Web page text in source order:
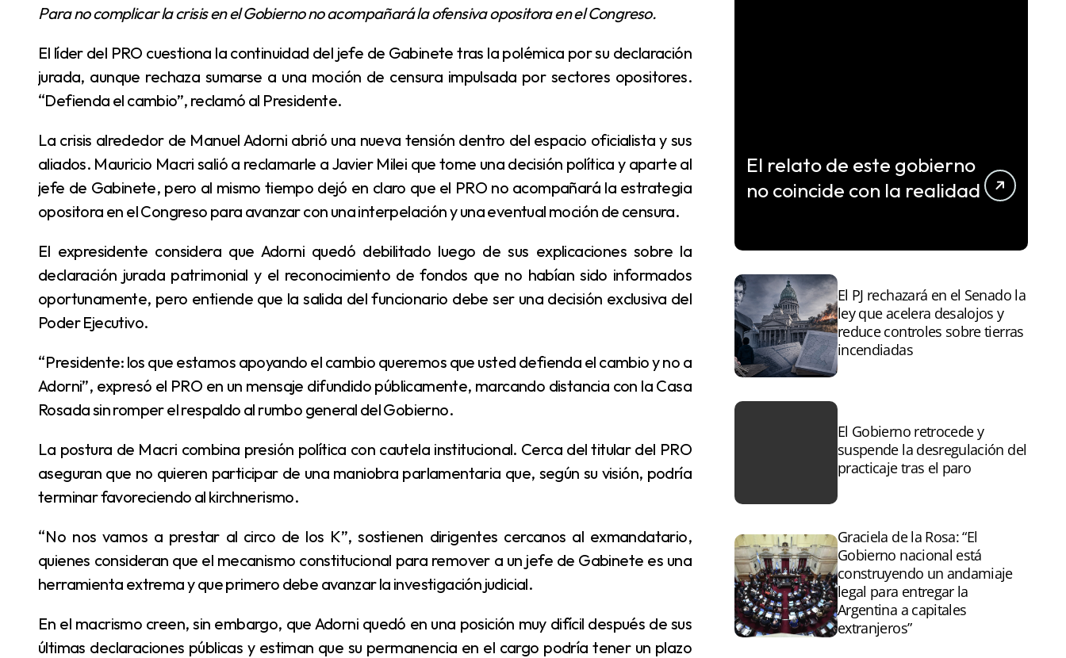
Para no complicar la crisis en el Gobierno no acompañará la ofensiva opositora en el Congreso.
El líder del PRO cuestiona la continuidad del jefe de Gabinete tras la polémica por su declaración
jurada, aunque rechaza sumarse a una moción de censura impulsada por sectores opositores.
“Defienda el cambio”, reclamó al Presidente.
La crisis alrededor de Manuel Adorni abrió una nueva tensión dentro del espacio oficialista y sus
aliados. Mauricio Macri salió a reclamarle a Javier Milei que tome una decisión política y aparte al
jefe de Gabinete, pero al mismo tiempo dejó en claro que el PRO no acompañará la estrategia
opositora en el Congreso para avanzar con una interpelación y una eventual moción de censura.
El expresidente considera que Adorni quedó debilitado luego de sus explicaciones sobre la
declaración jurada patrimonial y el reconocimiento de fondos que no habían sido informados
oportunamente, pero entiende que la salida del funcionario debe ser una decisión exclusiva del
Poder Ejecutivo.
“Presidente: los que estamos apoyando el cambio queremos que usted defienda el cambio y no a
Adorni”, expresó el PRO en un mensaje difundido públicamente, marcando distancia con la Casa
Rosada sin romper el respaldo al rumbo general del Gobierno.
La postura de Macri combina presión política con cautela institucional. Cerca del titular del PRO
aseguran que no quieren participar de una maniobra parlamentaria que, según su visión, podría
terminar favoreciendo al kirchnerismo.
“No nos vamos a prestar al circo de los K”, sostienen dirigentes cercanos al exmandatario,
quienes consideran que el mecanismo constitucional para remover a un jefe de Gabinete es una
herramienta extrema y que primero debe avanzar la investigación judicial.
En el macrismo creen, sin embargo, que Adorni quedó en una posición muy difícil después de sus
últimas declaraciones públicas y estiman que su permanencia en el cargo podría tener un plazo
El relato de este gobierno
no coincide con la realidad
El PJ rechazará en el Senado la
ley que acelera desalojos y
reduce controles sobre tierras
incendiadas
El Gobierno retrocede y
suspende la desregulación del
practicaje tras el paro
Graciela de la Rosa: “El
Gobierno nacional está
construyendo un andamiaje
legal para entregar la
Argentina a capitales
extranjeros”